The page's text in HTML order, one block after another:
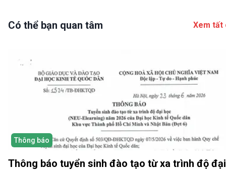
Có thể bạn quan tâm Xem tất
Thông báo
Thông báo tuyển sinh đào tạo từ xa trình độ đại